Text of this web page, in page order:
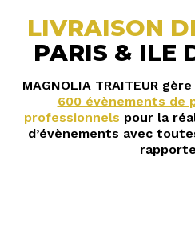
LIVRAISON
PARIS & ILE
MAGNOLIA TRAITEUR
600 évènements de
professionnels pour la
d’évènements avec